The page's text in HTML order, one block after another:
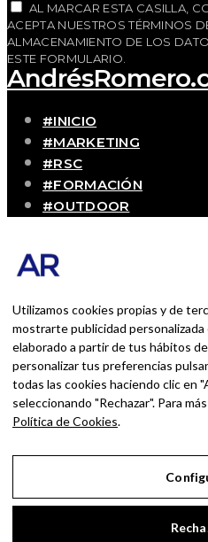
AL MARCAR ESTA CASILLA,
ACEPTA NUESTROS TÉRMINOS
ALMACENAMIENTO DE LOS
ESTE FORMULARIO.
#INICIO
#MARKETING
#RSC
#FORMACIÓN
#OUTDOOR
Experiencias personales
persona que disfruta con
BUSCAR POR:
Ingresa las palabras de
Enter.
Utilizamos cookies propias y de
mostrarte publicidad
elaborado a partir de tus hábitos
personalizar tus preferencias
todas las cookies haciendo clic en
seleccionando "Rechazar". Para
Política de Cookies.
Aviso
Política de